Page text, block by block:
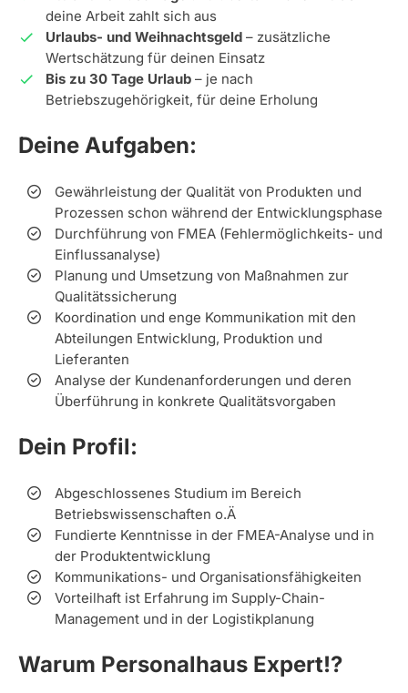
deine Arbeit zahlt sich aus
Urlaubs- und Weihnachtsgeld – zusätzliche
Wertschätzung für deinen Einsatz
Bis zu 30 Tage Urlaub – je nach
Betriebszugehörigkeit, für deine Erholung
Deine Aufgaben:
Gewährleistung der Qualität von Produkten und
Prozessen schon während der Entwicklungsphase
Durchführung von FMEA (Fehlermöglichkeits- und
Einflussanalyse)
Planung und Umsetzung von Maßnahmen zur
Qualitätssicherung
Koordination und enge Kommunikation mit den
Abteilungen Entwicklung, Produktion und
Lieferanten
Analyse der Kundenanforderungen und deren
Überführung in konkrete Qualitätsvorgaben
Dein Profil:
Abgeschlossenes Studium im Bereich
Betriebswissenschaften o.Ä
Fundierte Kenntnisse in der FMEA-Analyse und in
der Produktentwicklung
Kommunikations- und Organisationsfähigkeiten
Vorteilhaft ist Erfahrung im Supply-Chain-
Management und in der Logistikplanung
Warum Personalhaus Expert!?